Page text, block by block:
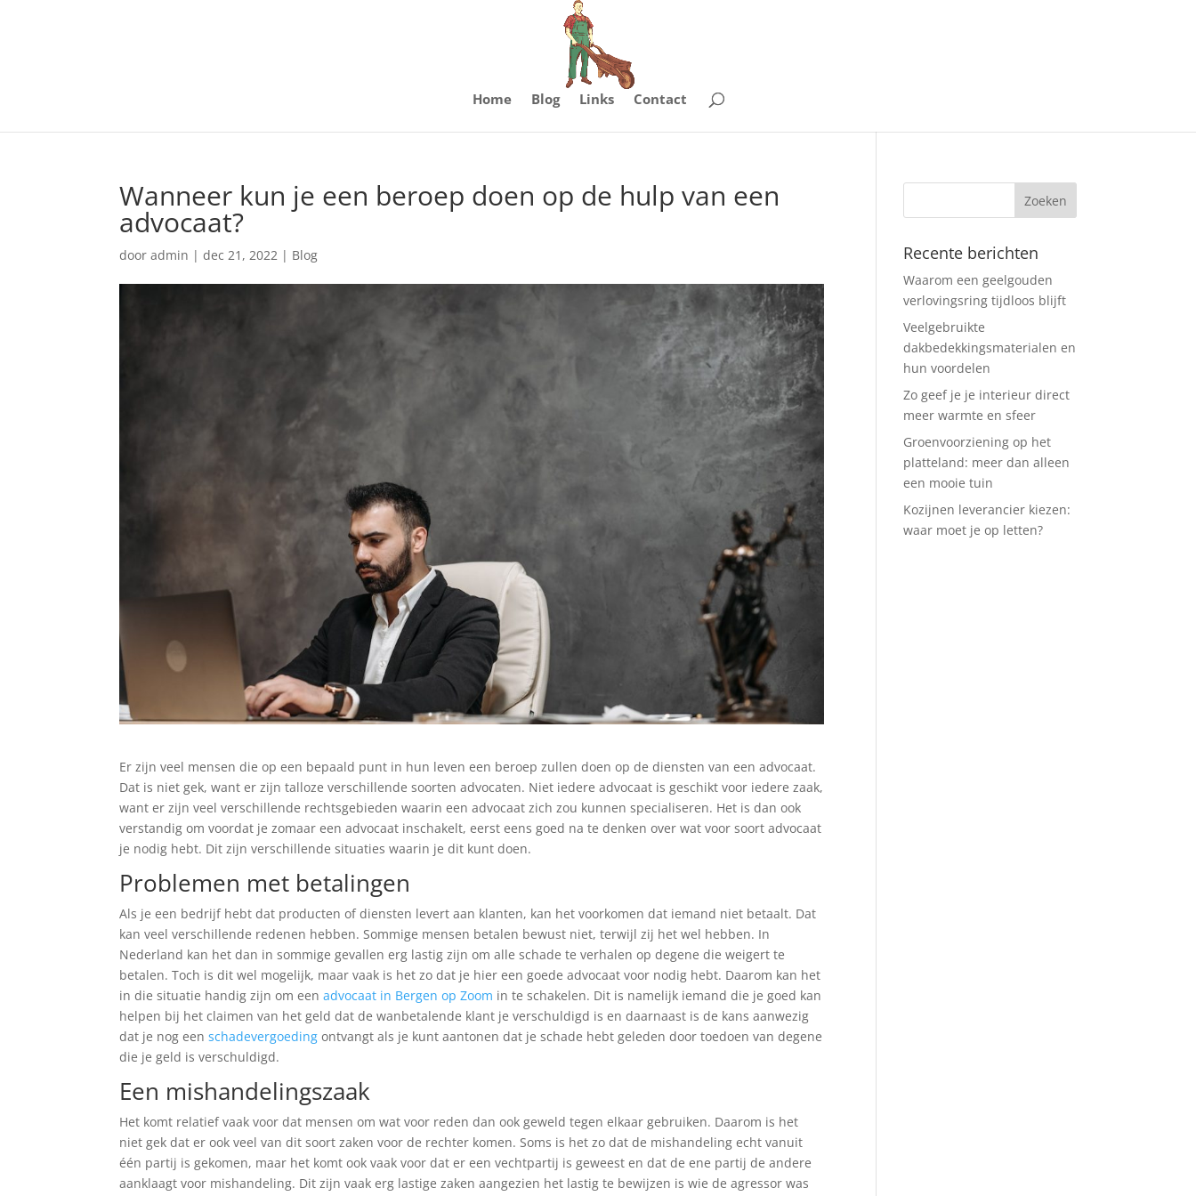
Home Blog Links Contact
Wanneer kun je een beroep doen op de hulp van een
advocaat?
dooradmin |dec 21, 2022 | Blog
Er zijn veel mensen die op een bepaald punt in hun leven een beroep zullen doen op de diensten van een advocaat.
Dat is niet gek, want er zijn talloze verschillende soorten advocaten. Niet iedere advocaat is geschikt voor iedere zaak,
want er zijn veel verschillende rechtsgebieden waarin een advocaat zich zou kunnen specialiseren. Het is dan ook
verstandig om voordat je zomaar een advocaat inschakelt, eerst eens goed na te denken over wat voor soort advocaat
je nodig hebt. Dit zijn verschillende situaties waarin je dit kunt doen.
Problemen met betalingen
Als je een bedrijf hebt dat producten of diensten levert aan klanten, kan het voorkomen dat iemand niet betaalt. Dat
kan veel verschillende redenen hebben. Sommige mensen betalen bewust niet, terwijl zij het wel hebben. In
Nederland kan het dan in sommige gevallen erg lastig zijn om alle schade te verhalen op degene die weigert te
betalen. Toch is dit wel mogelijk, maar vaak is het zo dat je hier een goede advocaat voor nodig hebt. Daarom kan het
in die situatie handig zijn om eenadvocaat in Bergen op Zoom in te schakelen. Dit is namelijk iemand die je goed kan
helpen bij het claimen van het geld dat de wanbetalende klant je verschuldigd is en daarnaast is de kans aanwezig
dat je nog eenschadevergoeding ontvangt als je kunt aantonen dat je schade hebt geleden door toedoen van degene
die je geld is verschuldigd.
Een mishandelingszaak
Het komt relatief vaak voor dat mensen om wat voor reden dan ook geweld tegen elkaar gebruiken. Daarom is het
niet gek dat er ook veel van dit soort zaken voor de rechter komen. Soms is het zo dat de mishandeling echt vanuit
één partij is gekomen, maar het komt ook vaak voor dat er een vechtpartij is geweest en dat de ene partij de andere
aanklaagt voor mishandeling. Dit zijn vaak erg lastige zaken aangezien het lastig te bewijzen is wie de agressor was
Recente berichten
Waarom een geelgouden
verlovingsring tijdloos blijft
Veelgebruikte
dakbedekkingsmaterialen en
hun voordelen
Zo geef je je interieur direct
meer warmte en sfeer
Groenvoorziening op het
platteland: meer dan alleen
een mooie tuin
Kozijnen leverancier kiezen:
waar moet je op letten?